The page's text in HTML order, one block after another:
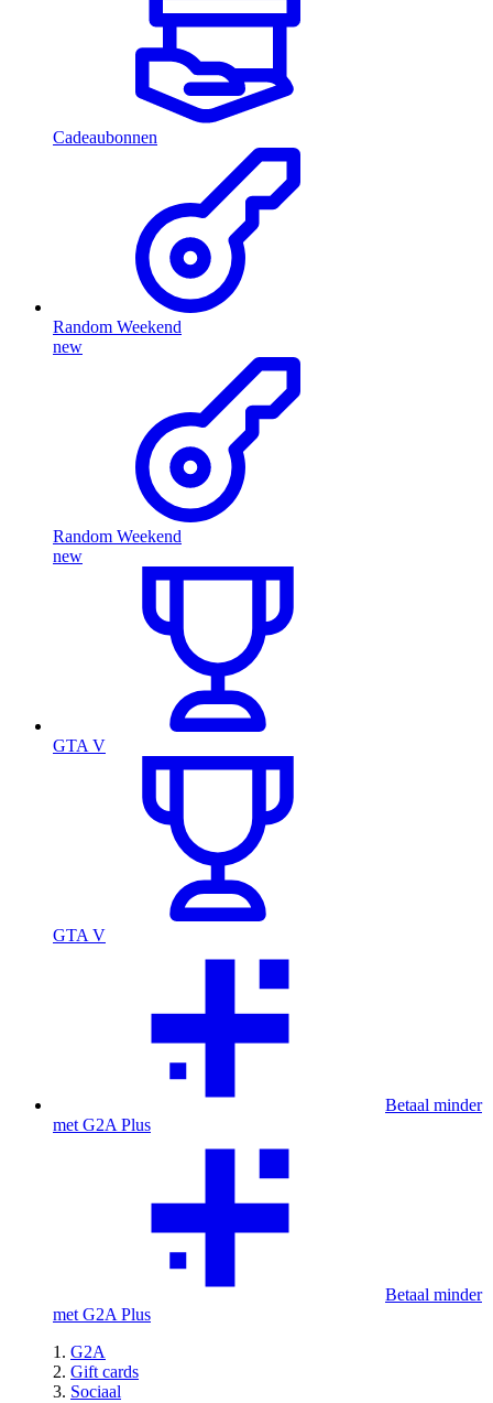
Cadeaubonnen
Random Weekend
new
Random Weekend
new
GTA V
GTA V
Betaal minder
met G2A Plus
Betaal minder
met G2A Plus
G2A
Gift cards
Sociaal